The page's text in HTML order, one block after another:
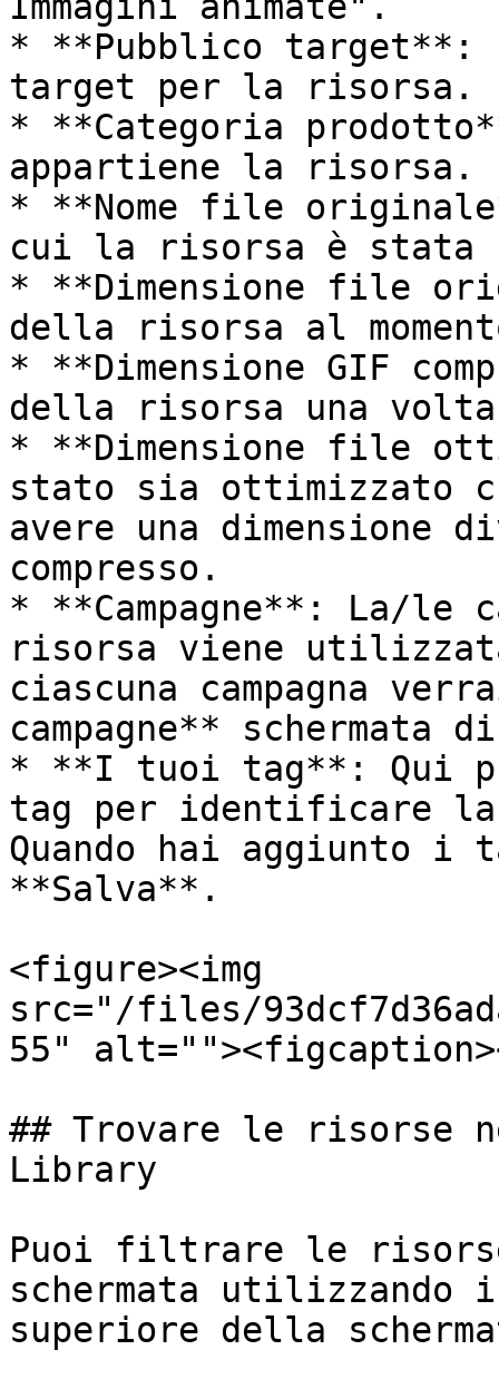
* **Pubblico target**:
target per la risorsa.
* **Categoria
appartiene la risorsa.
* **Nome file
cui la risorsa è stata
* **Dimensione file
della risorsa al
* **Dimensione GIF
della risorsa una volta
* **Dimensione file
stato sia ottimizzato
avere una
compresso.
* **Campagne**: La/le
risorsa viene
ciascuna campagna
campagne** schermata
* **I tuoi tag**: Qui
tag per identificare
Quando hai aggiunto
**Salva**.
<figure><img
src="/files/
55"
## Trovare le risorse
Library
Puoi filtrare le
schermata utilizzando
superiore della